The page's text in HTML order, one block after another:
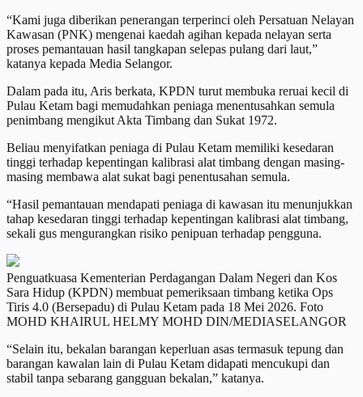
“Kami juga diberikan penerangan terperinci oleh Persatuan Nelayan
Kawasan (PNK) mengenai kaedah agihan kepada nelayan serta
proses pemantauan hasil tangkapan selepas pulang dari laut,”
katanya kepada Media Selangor.
Dalam pada itu, Aris berkata, KPDN turut membuka reruai kecil di
Pulau Ketam bagi memudahkan peniaga menentusahkan semula
penimbang mengikut Akta Timbang dan Sukat 1972.
Beliau menyifatkan peniaga di Pulau Ketam memiliki kesedaran
tinggi terhadap kepentingan kalibrasi alat timbang dengan masing-
masing membawa alat sukat bagi penentusahan semula.
“Hasil pemantauan mendapati peniaga di kawasan itu menunjukkan
tahap kesedaran tinggi terhadap kepentingan kalibrasi alat timbang,
sekali gus mengurangkan risiko penipuan terhadap pengguna.
Penguatkuasa Kementerian Perdagangan Dalam Negeri dan Kos
Sara Hidup (KPDN) membuat pemeriksaan timbang ketika Ops
Tiris 4.0 (Bersepadu) di Pulau Ketam pada 18 Mei 2026. Foto
MOHD KHAIRUL HELMY MOHD DIN/MEDIASELANGOR
“Selain itu, bekalan barangan keperluan asas termasuk tepung dan
barangan kawalan lain di Pulau Ketam didapati mencukupi dan
stabil tanpa sebarang gangguan bekalan,” katanya.